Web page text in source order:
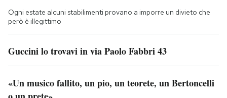
Ogni estate alcuni stabilimenti provano a imporre un divieto che
però è illegittimo
Guccini lo trovavi in via Paolo Fabbri 43
«Un musico fallito, un pio, un teorete, un Bertoncelli